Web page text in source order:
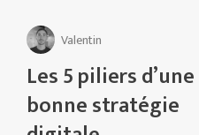
Valentin
Les 5 piliers d’une
bonne stratégie